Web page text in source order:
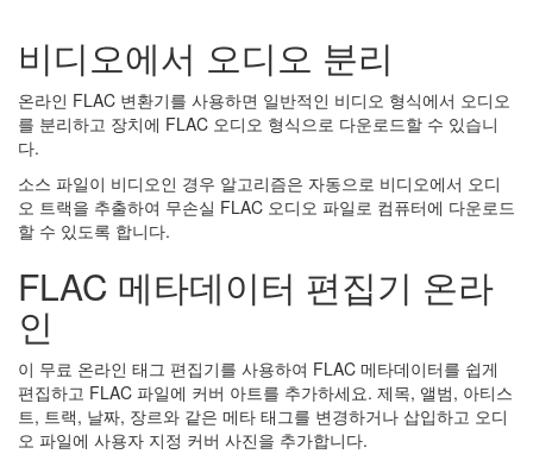
비디오에서 오디오 분리
온라인 FLAC 변환기를 사용하면 일반적인 비디오 형식에서 오디오
를 분리하고 장치에 FLAC 오디오 형식으로 다운로드할 수 있습니
다.
소스 파일이 비디오인 경우 알고리즘은 자동으로 비디오에서 오디
오 트랙을 추출하여 무손실 FLAC 오디오 파일로 컴퓨터에 다운로드
할 수 있도록 합니다.
FLAC 메타데이터 편집기 온라
인
이 무료 온라인 태그 편집기를 사용하여 FLAC 메타데이터를 쉽게
편집하고 FLAC 파일에 커버 아트를 추가하세요. 제목, 앨범, 아티스
트, 트랙, 날짜, 장르와 같은 메타 태그를 변경하거나 삽입하고 오디
오 파일에 사용자 지정 커버 사진을 추가합니다.